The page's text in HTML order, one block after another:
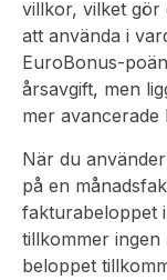
villkor, vilket gör
att använda i
EuroBonus-
årsavgift, men
mer
När du
på en
fakturabeloppet
tillkommer ingen
beloppet